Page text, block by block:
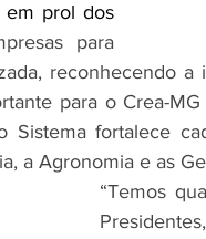
em prol dos
para
reconhecendo a
para o Crea-
Sistema fortalece
a Agronomia e as
“Temos